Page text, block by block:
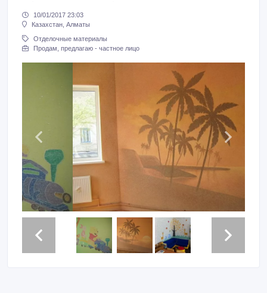
10/01/2017 23:03
Казахстан, Алматы
Отделочные материалы
Продам, предлагаю - частное лицо